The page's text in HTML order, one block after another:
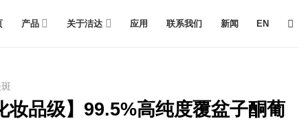
产品 关于洁达 应用 联系我们 新闻 EN
妆品级】99.5%高纯度覆盆子酮葡